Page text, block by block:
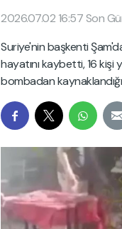
2026.07.02 16:57 Son
Suriye'nin başkenti
hayatını kaybetti, 16 kişi
bombadan